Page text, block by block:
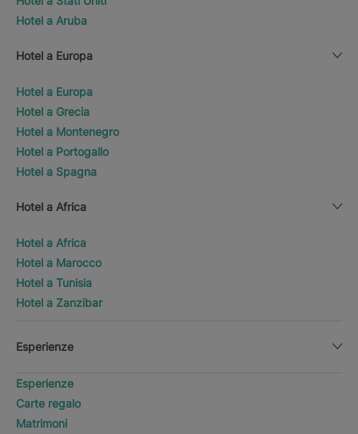
Hotel a Aruba
Hotel a Europa
Hotel a Europa
Hotel a Grecia
Hotel a Montenegro
Hotel a Portogallo
Hotel a Spagna
Hotel a Africa
Hotel a Africa
Hotel a Marocco
Hotel a Tunisia
Hotel a Zanzibar
Esperienze
Esperienze
Carte regalo
Matrimoni